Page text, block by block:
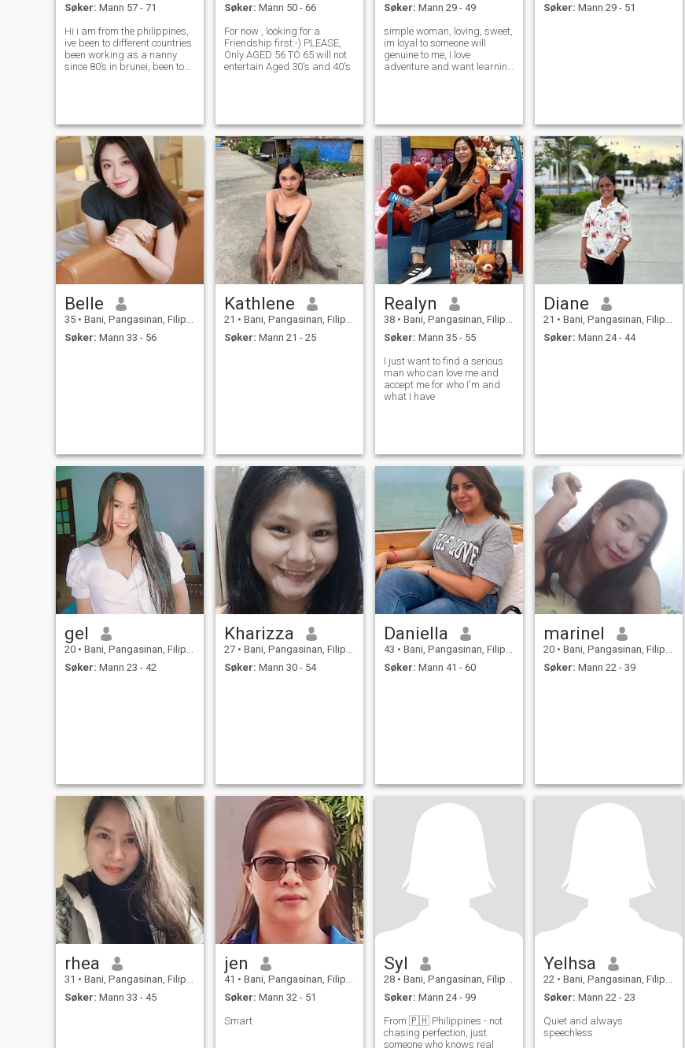
Søker: Mann 57 - 71
Hi i am from the philippines,
ive been to different countries
been working as a nanny
since 80’s in brunei, been to
and been working hard in
my younge
Søker: Mann 50 - 66
For now , looking for a
Friendship first:-) PLEASE,
Only AGED 56 TO 65 will not
entertain Aged 30's and 40's
Søker: Mann 29 - 49
simple woman, loving, sweet,
im loyal to someone will
genuine to me, I love
adventure and want learning
Søker: Mann 29 - 51
Belle
35 • Bani, Pangasinan, Filippinene
Søker: Mann 33 - 56
Kathlene
21 • Bani, Pangasinan, Filippinene
Søker: Mann 21 - 25
Realyn
38 • Bani, Pangasinan, Filippinene
Søker: Mann 35 - 55
I just want to find a serious
man who can love me and
accept me for who I'm and
what I have
Diane
21 • Bani, Pangasinan, Filippinene
Søker: Mann 24 - 44
gel
20 • Bani, Pangasinan, Filippinene
Søker: Mann 23 - 42
Kharizza
27 • Bani, Pangasinan, Filippinene
Søker: Mann 30 - 54
Daniella
43 • Bani, Pangasinan, Filippinene
Søker: Mann 41 - 60
marinel
20 • Bani, Pangasinan, Filippinene
Søker: Mann 22 - 39
rhea
31 • Bani, Pangasinan, Filippinene
Søker: Mann 33 - 45
jen
41 • Bani, Pangasinan, Filippinene
Søker: Mann 32 - 51
Smart
Syl
28 • Bani, Pangasinan, Filippinene
Søker: Mann 24 - 99
From 🇵🇭 Philippines - not
chasing perfection, just
someone who knows real
Yelhsa
22 • Bani, Pangasinan, Filippinene
Søker: Mann 22 - 23
Quiet and always
speechless